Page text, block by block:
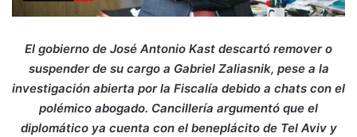
El gobierno de José Antonio Kast descartó remover o
suspender de su cargo a Gabriel Zaliasnik, pese a la
investigación abierta por la Fiscalía debido a chats con el
polémico abogado. Cancillería argumentó que el
diplomático ya cuenta con el beneplácito de Tel Aviv y